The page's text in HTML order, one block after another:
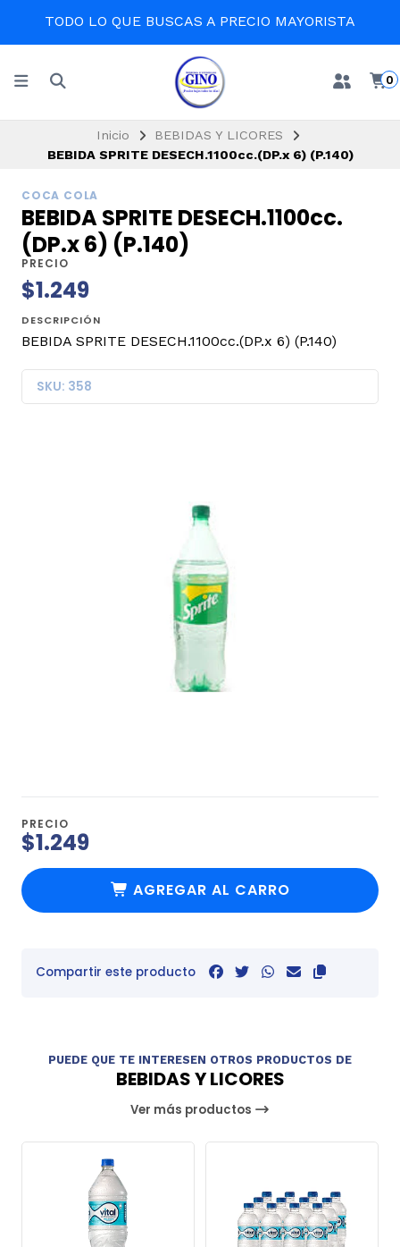
TODO LO QUE BUSCAS A PRECIO MAYORISTA
0
Inicio
BEBIDAS Y LICORES
BEBIDA SPRITE DESECH.1100cc.(DP.x 6) (P.140)
COCA COLA
BEBIDA SPRITE DESECH.1100cc.
(DP.x 6) (P.140)
PRECIO
$1.249
DESCRIPCIÓN
BEBIDA SPRITE DESECH.1100cc.(DP.x 6) (P.140)
SKU: 358
PRECIO
$1.249
AGREGAR AL CARRO
Compartir este producto
PUEDE QUE TE INTERESEN OTROS PRODUCTOS DE
BEBIDAS Y LICORES
Ver más productos